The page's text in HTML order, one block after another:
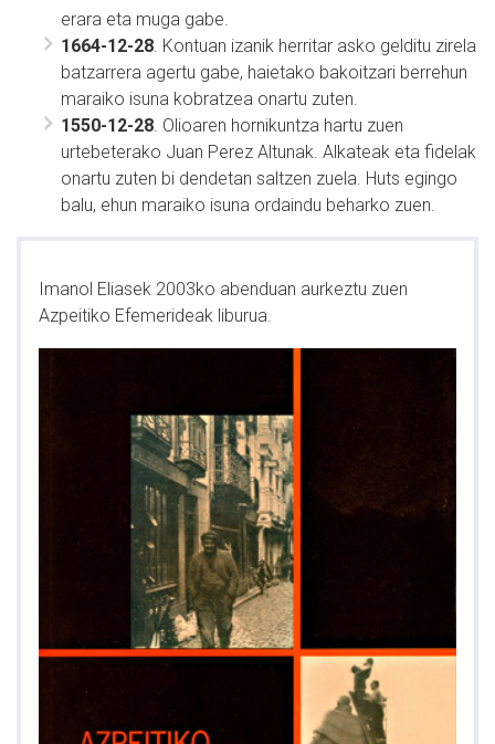
erara eta muga gabe.
1664-12-28 . Kontuan izanik herritar asko gelditu zirela
batzarrera agertu gabe, haietako bakoitzari berrehun
maraiko isuna kobratzea onartu zuten.
1550-12-28 . Olioaren hornikuntza hartu zuen
urtebeterako Juan Perez Altunak. Alkateak eta fidelak
onartu zuten bi dendetan saltzen zuela. Huts egingo
balu, ehun maraiko isuna ordaindu beharko zuen.
Imanol Eliasek 2003ko abenduan aurkeztu zuen
Azpeitiko Efemerideak liburua.